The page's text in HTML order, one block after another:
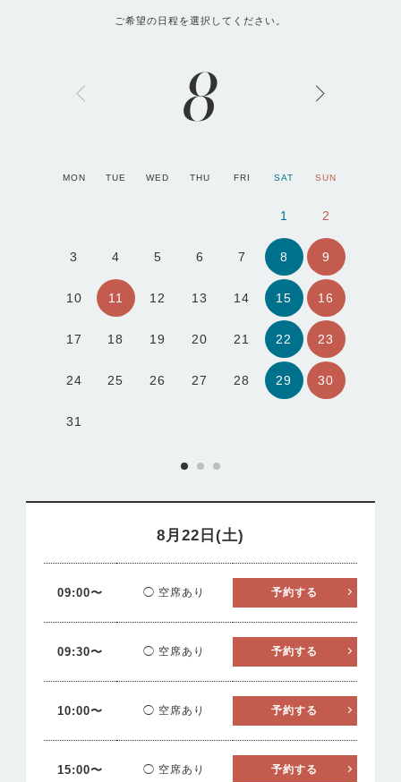
ご希望の日程を選択してください。
8
MON TUE WED THU FRI SAT SUN
1 2
3 4 5 6 7 8 9
10 11 12 13 14 15 16
17 18 19 20 21 22 23
24 25 26 27 28 29 30
31
8月22日(土)
09:00〜 ◯ 空席あり 予約する
09:30〜 ◯ 空席あり 予約する
10:00〜 ◯ 空席あり 予約する
15:00〜 ◯ 空席あり 予約する